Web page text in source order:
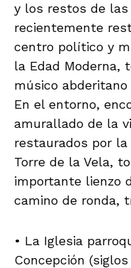
y los restos de
recientemente
centro político y
la Edad Moderna,
músico abderitano
En el entorno,
amurallado de la
restaurados por
Torre de la Vela,
importante lienzo
camino de ronda,
• La Iglesia
Concepción